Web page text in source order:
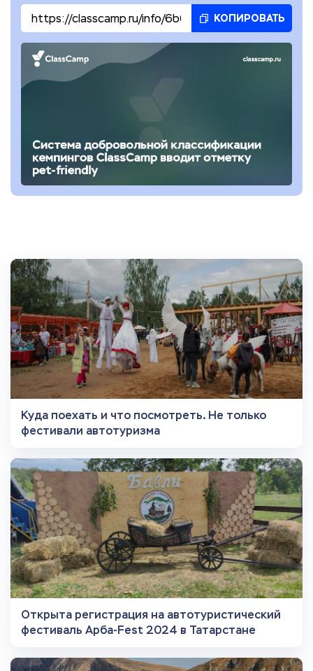
КОПИРОВАТЬ
Куда поехать и что посмотреть. Не только
фестивали автотуризма
Открыта регистрация на автотуристический
фестиваль Арба-Fest 2024 в Татарстане